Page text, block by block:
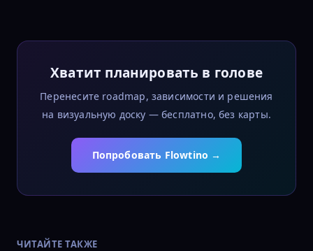
Хватит планировать в голове
Перенесите roadmap, зависимости и решения
на визуальную доску — бесплатно, без карты.
Попробовать Flowtino →
ЧИТАЙТЕ ТАКЖЕ